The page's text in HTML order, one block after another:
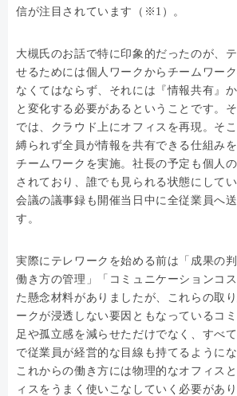
信が注目されています（※1）。
大槻氏のお話で特に印象的だったのが、
せるためには個人ワークからチームワー
なくてはならず、それには『情報共有』
と変化する必要があるということです。
では、クラウド上にオフィスを再現。そ
縛られず全員が情報を共有できる仕組み
チームワークを実施。社長の予定も個人
されており、誰でも見られる状態にして
会議の議事録も開催当日中に全従業員へ
す。
実際にテレワークを始める前は「成果の
働き方の管理」「コミュニケーションコ
た懸念材料がありましたが、これらの取
ークが浸透しない要因ともなっているコ
足や孤立感を減らせただけでなく、すべ
で従業員が経営的な目線も持てるように
これからの働き方には物理的なオフィス
ィスをうまく使いこなしていく必要があ